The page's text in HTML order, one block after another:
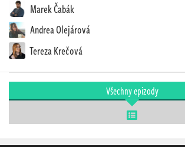
Marek Čabák
Andrea Olejárová
Tereza Krečová
Všechny epizody